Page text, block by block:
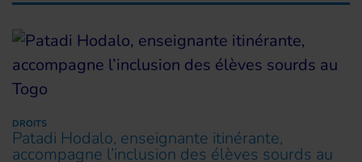
DROITS
Patadi Hodalo, enseignante itinérante,
accompagne l’inclusion des élèves sourds au